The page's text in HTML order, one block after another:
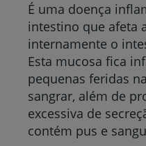
É uma doença
intestino que afeta
internamente o
Esta mucosa fica
pequenas feridas
sangrar, além de
excessiva de
contém pus e